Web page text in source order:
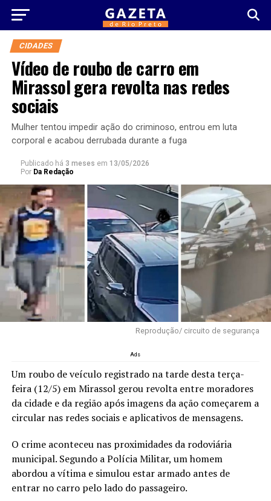
CIDADES
Vídeo de roubo de carro em
Mirassol gera revolta nas redes
sociais
Mulher tentou impedir ação do criminoso, entrou em luta
corporal e acabou derrubada durante a fuga
Publicado há 3 meses em 13/05/2026
Por Da Redação
Reprodução/ circuito de segurança
Ads
Um roubo de veículo registrado na tarde desta terça-
feira (12/5) emMirassolgerou revolta entre moradores
da cidade e da região após imagens da ação começarem a
circular nas redes sociais e aplicativos de mensagens.
O crime aconteceu nas proximidades da rodoviária
municipal. Segundo a Polícia Militar, um homem
abordou a vítima e simulou estar armado antes de
entrar no carro pelo lado do passageiro.